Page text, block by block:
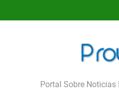
Portal Sobre Noticias